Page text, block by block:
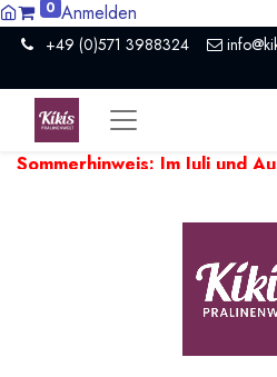
0 Anmelden
+49 (0)571 3988324
Sommerhinweis: Im Juli und
beim Versand empfindlicher
nötig ein paar Tage später.
Zeige